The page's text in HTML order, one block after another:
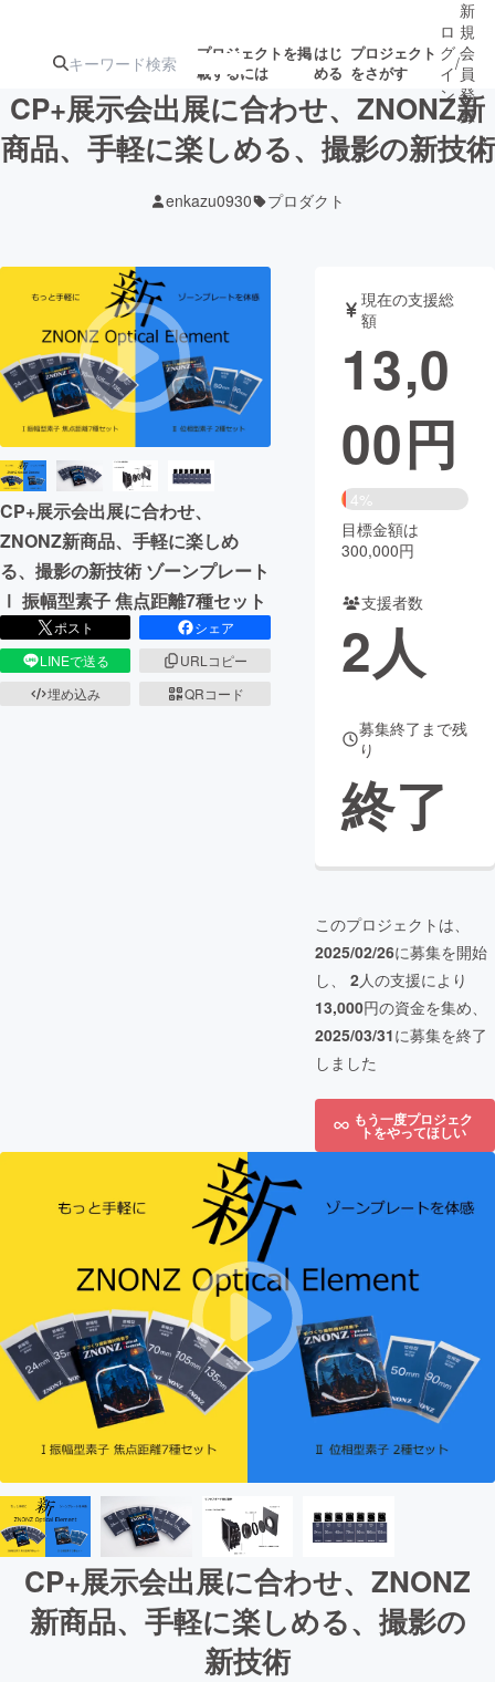
プロジェクトを掲
載するには
はじ
める
プロジェクト
をさがす
ジェクト
募集終了が近いプ
ロジェクト
アート・写真 音楽
テクノロジー・ガジェット ゲーム・
映像・映画 書籍・雑誌
ビジネス・起業 チャレンジ
まちづくり・地域活性化
CAMPFIRE for Social Good
CAMPFIRE Creation
CAMPFIREふるさと納税machi-ya コミュニティ
ロ
グ
イ
ン
/
新
規
会
員
登
録
CP+展示会出展に合わせ、ZNONZ新
商品、手軽に楽しめる、撮影の新技術
enkazu0930 プロダクト
CP+展示会出展に合わせ、
ZNONZ新商品、手軽に楽しめ
る、撮影の新技術 ゾーンプレート
Ⅰ 振幅型素子 焦点距離7種セット
ポスト
シェア
LINEで送る
URLコピー
埋め込み
QRコード
現在の支援総
額
13,0
00円
4%
目標金額は
300,000円
支援者数
2人
募集終了まで残
り
終了
このプロジェクトは、
2025/02/26に募集を開始
し、 2人の支援により
13,000円の資金を集め、
2025/03/31に募集を終了
しました
もう一度プロジェク
トをやってほしい
CP+展示会出展に合わせ、ZNONZ
新商品、手軽に楽しめる、撮影の
新技術